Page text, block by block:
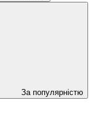
За популярністю